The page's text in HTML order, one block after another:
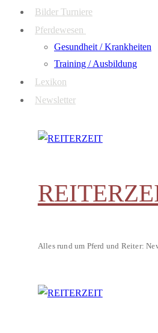
Bilder Turniere
Pferdewesen
Gesundheit / Krankheiten
Training / Ausbildung
Lexikon
Newsletter
Alles rund um Pferd und Reiter: